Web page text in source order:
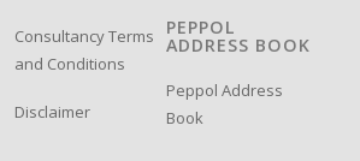
Consultancy Terms
and Conditions
Disclaimer
PEPPOL
ADDRESS BOOK
Peppol Address
Book